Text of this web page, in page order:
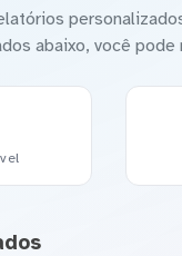
abaixo, você